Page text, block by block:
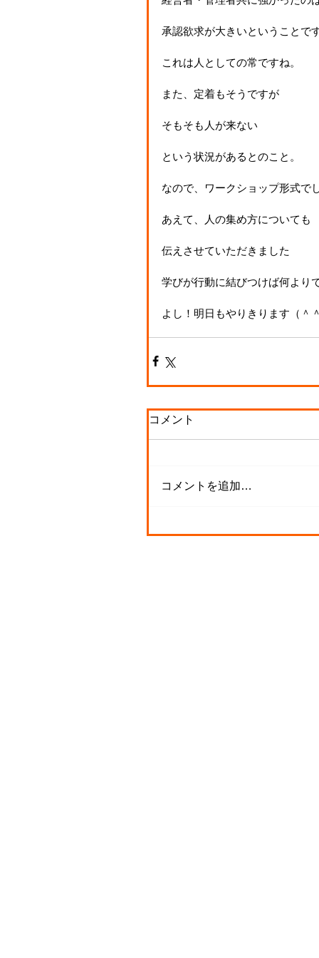
承認欲求が大きいということで
これは人としての常ですね。
また、定着もそうですが
そもそも人が来ない
という状況があるとのこと。
なので、ワークショップ形式で
あえて、人の集め方についても
伝えさせていただきました
学びが行動に結びつけば何より
よし！明日もやりきります（＾
コメント
コメントを追加…